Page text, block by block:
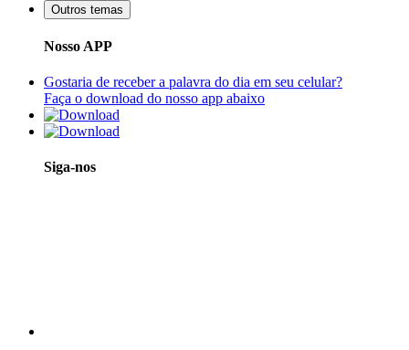
Outros temas
Nosso APP
Gostaria de receber a palavra do dia em seu celular?
Faça o download do nosso app abaixo
Siga-nos